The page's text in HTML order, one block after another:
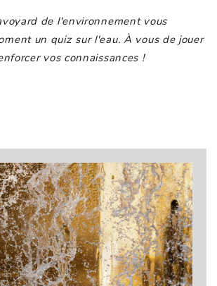
de l'environnement vous
un quiz sur l'eau. À vous de jouer
vos connaissances !